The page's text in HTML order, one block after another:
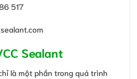
517
Sealant
là một phần trong quá trình